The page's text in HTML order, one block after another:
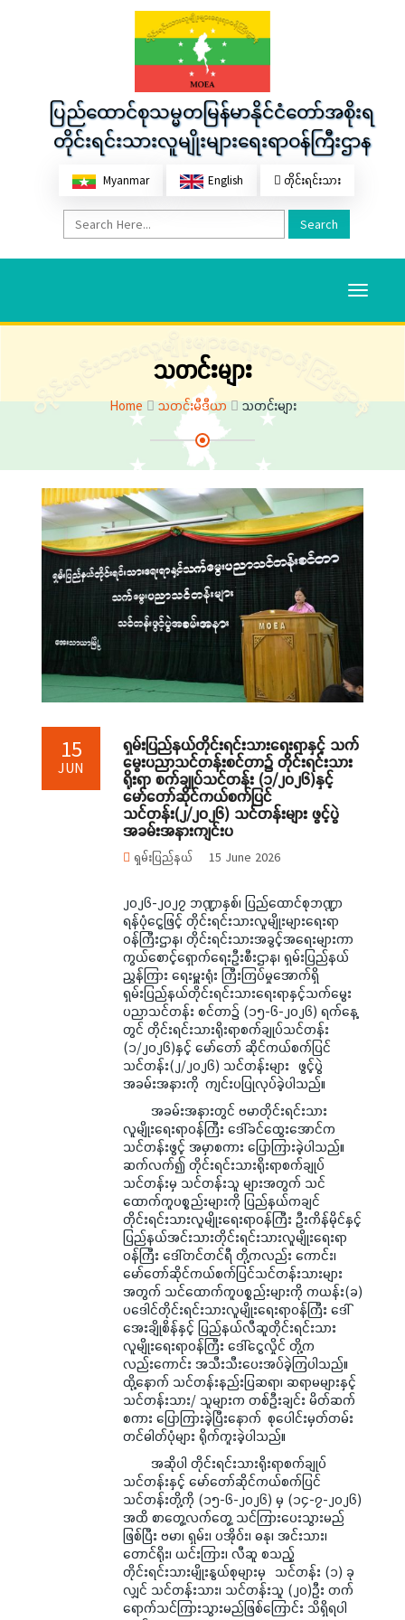
ပြည်ထောင်စုသမ္မတမြန်မာနိုင်ငံတော်အစိုးရ
တိုင်းရင်းသားလူမျိုးများရေးရာဝန်ကြီးဌာန
Myanmar English တိုင်းရင်းသား
Search
Toggle
သတင်းများ
Home သတင်းမီဒီယာ သတင်းများ
15
JUN
ရှမ်းပြည်နယ်တိုင်းရင်းသားရေးရာနှင့် သက်
မွေးပညာသင်တန်းစင်တာ၌ တိုင်းရင်းသား
ရိုးရာ စက်ချုပ်သင်တန်း (၁/၂၀၂၆)နှင့်
မော်တော်ဆိုင်ကယ်စက်ပြင်
သင်တန်း(၂/၂၀၂၆) သင်တန်းများ ဖွင့်ပွဲ
အခမ်းအနားကျင်းပ
ရှမ်းပြည်နယ် 15 June 2026
၂၀၂၆-၂၀၂၇ ဘဏ္ဍာနှစ်၊ ပြည်ထောင်စုဘဏ္ဍာ
ရန်ပုံငွေဖြင့် တိုင်းရင်းသားလူမျိုးများရေးရာ
ဝန်ကြီးဌာန၊ တိုင်းရင်းသားအခွင့်အရေးများကာ
ကွယ်စောင့်ရှောက်ရေးဦးစီးဌာန၊ ရှမ်းပြည်နယ်
ညွှန်ကြား ရေးမှူးရုံး ကြီးကြပ်မှုအောက်ရှိ
ရှမ်းပြည်နယ်တိုင်းရင်းသားရေးရာနှင့်သက်မွေး
ပညာသင်တန်း စင်တာ၌ (၁၅-၆-၂၀၂၆) ရက်နေ့
တွင် တိုင်းရင်းသားရိုးရာစက်ချုပ်သင်တန်း
(၁/၂၀၂၆)နှင့် မော်တော် ဆိုင်ကယ်စက်ပြင်
သင်တန်း(၂/၂၀၂၆) သင်တန်းများ ဖွင့်ပွဲ
အခမ်းအနားကို ကျင်းပပြုလုပ်ခဲ့ပါသည်။
အခမ်းအနားတွင် ဗမာတိုင်းရင်းသား
လူမျိုးရေးရာဝန်ကြီး ဒေါ်ခင်ထွေးအောင်က
သင်တန်းဖွင့် အမှာစကား ပြောကြားခဲ့ပါသည်။
ဆက်လက်၍ တိုင်းရင်းသားရိုးရာစက်ချုပ်
သင်တန်းမှ သင်တန်းသူ များအတွက် သင်
ထောက်ကူပစ္စည်းများကို ပြည်နယ်ကချင်
တိုင်းရင်းသားလူမျိုးရေးရာဝန်ကြီး ဦးကိန်မိုင်နှင့်
ပြည်နယ်အင်းသားတိုင်းရင်းသားလူမျိုးရေးရာ
ဝန်ကြီး ဒေါ်တင်တင်ရီ တို့ကလည်း ကောင်း၊
မော်တော်ဆိုင်ကယ်စက်ပြင်သင်တန်းသားများ
အတွက် သင်ထောက်ကူပစ္စည်းများကို ကယန်း(ခ)
ပဒေါင်တိုင်းရင်းသားလူမျိုးရေးရာဝန်ကြီး ဒေါ်
အေးချိုစိန်နှင့် ပြည်နယ်လီဆူတိုင်းရင်းသား
လူမျိုးရေးရာဝန်ကြီး ဒေါ်ငွေလှိုင် တို့က
လည်းကောင်း အသီးသီးပေးအပ်ခဲ့ကြပါသည်။
ထို့နောက် သင်တန်းနည်းပြဆရာ၊ ဆရာမများနှင့်
သင်တန်းသား/ သူများက တစ်ဦးချင်း မိတ်ဆက်
စကား ပြောကြားခဲ့ပြီးနောက် စုပေါင်းမှတ်တမ်း
တင်ဓါတ်ပုံများ ရိုက်ကူးခဲ့ပါသည်။
အဆိုပါ တိုင်းရင်းသားရိုးရာစက်ချုပ်
သင်တန်းနှင့် မော်တော်ဆိုင်ကယ်စက်ပြင်
သင်တန်းတို့ကို (၁၅-၆-၂၀၂၆) မှ (၁၄-၇-၂၀၂၆)
အထိ စာတွေ့လက်တွေ့ သင်ကြားပေးသွားမည်
ဖြစ်ပြီး ဗမာ၊ ရှမ်း၊ ပအိုဝ်း၊ ဓနု၊ အင်းသား၊
တောင်ရိုး၊ ယင်းကြား၊ လီဆူ စသည့်
တိုင်းရင်းသားမျိုးနွယ်စုများမှ သင်တန်း (၁) ခု
လျှင် သင်တန်းသား၊ သင်တန်းသူ (၂၀)ဦး တက်
ရောက်သင်ကြားသွားမည်ဖြစ်ကြောင်း သိရှိရပါ